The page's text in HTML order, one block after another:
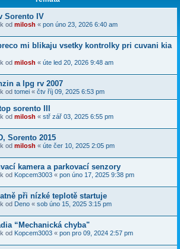
Sorento IV
od milosh « pon úno 23, 2026 6:40 am
mi blikaju vsetky kontrolky pri cuvani kia
od milosh « úte led 20, 2026 9:48 am
a lpg rv 2007
od tomei « čtv říj 09, 2025 6:53 pm
sorento III
od milosh « stř zář 03, 2025 6:55 pm
Sorento 2015
od milosh « úte čer 10, 2025 2:05 pm
kamera a parkovací senzory
od Kopcem3003 « pon úno 17, 2025 9:38 pm
při nízké teplotě startuje
od Deno « sob úno 15, 2025 3:15 pm
“Mechanická chyba"
od Kopcem3003 « pon pro 09, 2024 2:57 pm